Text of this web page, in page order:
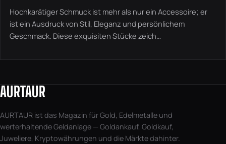
Hochkarätiger Schmuck ist mehr als nur ein Accessoire; er
ist ein Ausdruck von Stil, Eleganz und persönlichem
Geschmack. Diese exquisiten Stücke zeich…
AURTAUR
AURTAUR ist das Magazin für Gold, Edelmetalle und
werterhaltende Geldanlage — Goldankauf, Goldkauf,
Juweliere, Kryptowährungen und die Märkte dahinter.